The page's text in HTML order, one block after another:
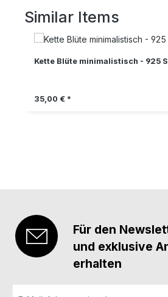
Produktgalerie überspringen
Similar Items
Kette Blüte minimalistisch - 925
Regulärer Preis:
35,00 € *
Für den
und exklusive
erhalten